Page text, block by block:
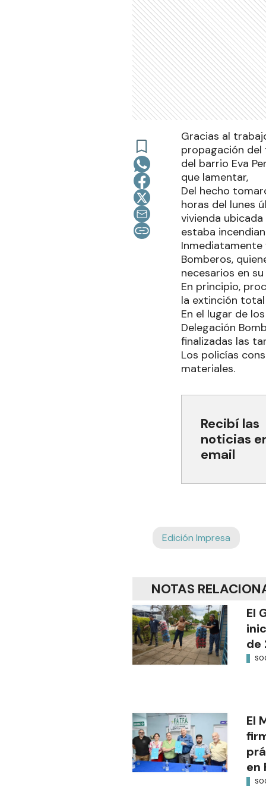
Gracias al
propagación del
del barrio Eva
que lamentar,
Del hecho
horas del lunes
vivienda
estaba
Inmediatamente
Bomberos,
necesarios en
En principio,
la extinción
En el lugar de
Delegación
finalizadas las
Los policías
materiales.
Recibí las
noticias
email
Edición Impresa
NOTAS
El
de
El
en